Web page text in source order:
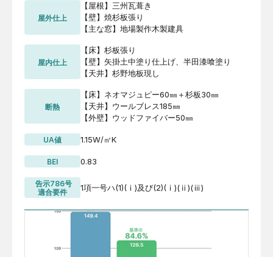
屋外仕上
【屋根】三州瓦葺き
【壁】焼杉板張り
【主な窓】地場製作木製建具
屋内仕上
【床】杉板張り
【壁】矢掛土中塗り仕上げ、半田漆喰塗り
【天井】杉野地板現し
断熱
【床】ネオマジュピー60㎜＋杉板30㎜
【天井】ウールブレス185㎜
【外壁】ウッドファイバー50㎜
UA値 1.15W/㎡K
BEI 0.83
告示786号
適合要件
1項一号ハ(1)(ⅰ)及び(2)(ⅰ)(ⅱ)(ⅲ)